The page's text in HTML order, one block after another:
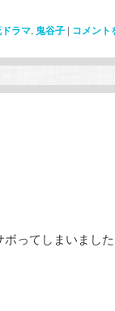
ラマ, 鬼谷子 | コメント
ってしまいました